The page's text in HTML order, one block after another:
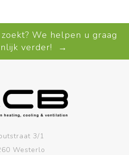
We helpen u graag
verder! →
3/1
Westerlo